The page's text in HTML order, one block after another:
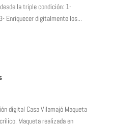
la triple condición: 1-
Enriquecer digitalmente los...
digital Casa Vilamajó Maqueta
Maqueta realizada en